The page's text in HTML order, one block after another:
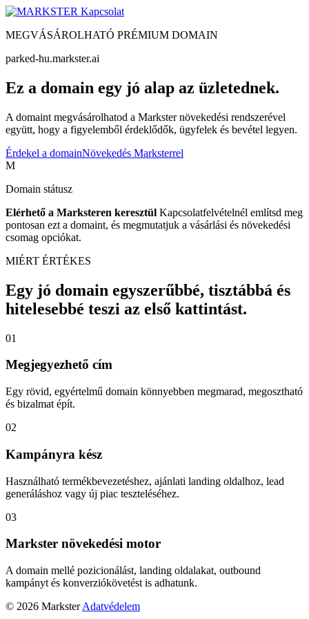
Kapcsolat
MEGVÁSÁROLHATÓ PRÉMIUM DOMAIN
parked-hu.markster.ai
Ez a domain egy jó alap az üzletednek.
A domaint megvásárolhatod a Markster növekedési rendszerével
együtt, hogy a figyelemből érdeklődők, ügyfelek és bevétel legyen.
Érdekel a domainNövekedés Marksterrel
M
Domain státusz
Elérhető a Marksteren keresztül Kapcsolatfelvételnél említsd meg
pontosan ezt a domaint, és megmutatjuk a vásárlási és növekedési
csomag opciókat.
MIÉRT ÉRTÉKES
Egy jó domain egyszerűbbé, tisztábbá és
hitelesebbé teszi az első kattintást.
01
Megjegyezhető cím
Egy rövid, egyértelmű domain könnyebben megmarad, megosztható
és bizalmat épít.
02
Kampányra kész
Használható termékbevezetéshez, ajánlati landing oldalhoz, lead
generáláshoz vagy új piac teszteléséhez.
03
Markster növekedési motor
A domain mellé pozicionálást, landing oldalakat, outbound
kampányt és konverziókövetést is adhatunk.
© 2026 Markster Adatvédelem